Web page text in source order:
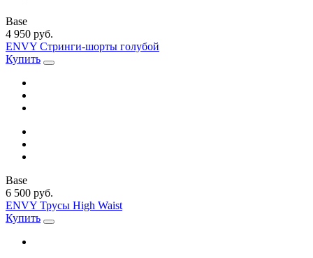
Base
4 950 руб.
ENVY Стринги-шорты голубой
Купить
Base
6 500 руб.
ENVY Трусы High Waist
Купить